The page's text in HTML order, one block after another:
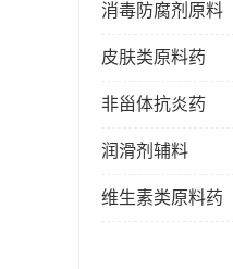
消毒防腐剂原料
皮肤类原料药
非甾体抗炎药
润滑剂辅料
维生素类原料药